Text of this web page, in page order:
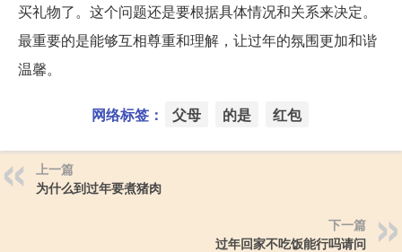
买礼物了。这个问题还是要根据具体情况和关系来决定。
最重要的是能够互相尊重和理解，让过年的氛围更加和谐
温馨。
网络标签： 父母 的是 红包
上一篇
为什么到过年要煮猪肉
下一篇
过年回家不吃饭能行吗请问